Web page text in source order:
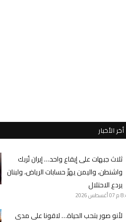
أخر الأخبار
ثلاث جبهات على إيقاع واحد… إيران تُربك
واشنطن، واليمن يهزّ حسابات الرياض، ولبنان
يردع الاحتلال
م 07 أغسطس 2026
لأنو صور بتحب الحياة… لاقونا على مدى